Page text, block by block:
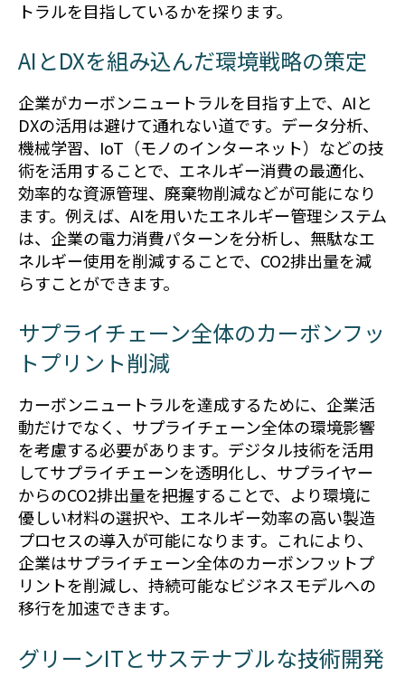
トラルを目指しているかを探ります。
AIとDXを組み込んだ環境戦略の策定
企業がカーボンニュートラルを目指す上で、AIと
DXの活用は避けて通れない道です。データ分析、
機械学習、IoT（モノのインターネット）などの技
術を活用することで、エネルギー消費の最適化、
効率的な資源管理、廃棄物削減などが可能になり
ます。例えば、AIを用いたエネルギー管理システム
は、企業の電力消費パターンを分析し、無駄なエ
ネルギー使用を削減することで、CO2排出量を減
らすことができます。
サプライチェーン全体のカーボンフッ
トプリント削減
カーボンニュートラルを達成するために、企業活
動だけでなく、サプライチェーン全体の環境影響
を考慮する必要があります。デジタル技術を活用
してサプライチェーンを透明化し、サプライヤー
からのCO2排出量を把握することで、より環境に
優しい材料の選択や、エネルギー効率の高い製造
プロセスの導入が可能になります。これにより、
企業はサプライチェーン全体のカーボンフットプ
リントを削減し、持続可能なビジネスモデルへの
移行を加速できます。
グリーンITとサステナブルな技術開発